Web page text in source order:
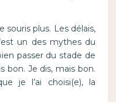
souris plus. Les délais,
un des mythes du
passer du stade de
bon. Je dis, mais bon.
je l’ai choisi(e), la